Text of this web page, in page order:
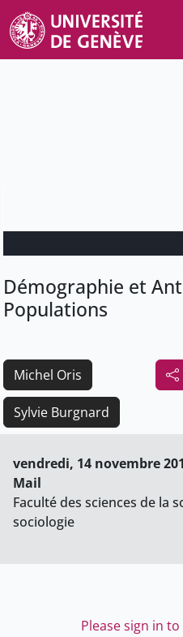
Démographie et
Populations
Michel Oris
Sylvie Burgnard
vendredi, 14 novembre
Mail
Faculté des sciences de la
sociologie
Please sign in